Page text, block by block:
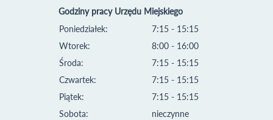
Godziny pracy Urzędu Miejskiego
Poniedziałek:
Wtorek:
Środa:
Czwartek:
Piątek:
Sobota:
7:15 - 15:15
8:00 - 16:00
7:15 - 15:15
7:15 - 15:15
7:15 - 15:15
nieczynne